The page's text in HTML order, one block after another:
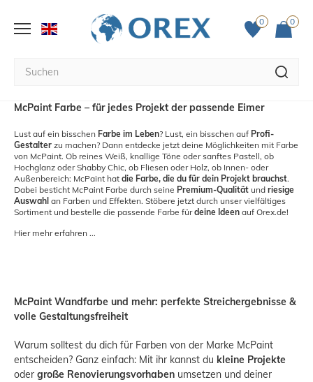
0 0
McPaint Farbe – für jedes Projekt der passende Eimer
Lust auf ein bisschen Farbe im Leben? Lust, ein bisschen auf Profi-
Gestalter zu machen? Dann entdecke jetzt deine Möglichkeiten mit Farbe
von McPaint. Ob reines Weiß, knallige Töne oder sanftes Pastell, ob
Hochglanz oder Shabby Chic, ob Fliesen oder Holz, ob Innen- oder
Außenbereich: McPaint hat die Farbe, die du für dein Projekt brauchst.
Dabei besticht McPaint Farbe durch seine Premium-Qualität und riesige
Auswahl an Farben und Effekten. Stöbere jetzt durch unser vielfältiges
Sortiment und bestelle die passende Farbe fürdeine Ideen auf Orex.de!
Hier mehr erfahren ...
McPaint Wandfarbe und mehr: perfekte Streichergebnisse &
volle Gestaltungsfreiheit
Warum solltest du dich für Farben von der Marke McPaint
entscheiden? Ganz einfach: Mit ihr kannst du kleine Projekte
oder große Renovierungsvorhaben umsetzen und deiner